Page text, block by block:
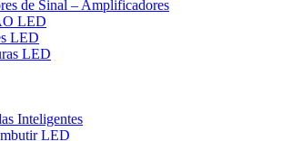
de Sinal – Amplificadores
LED
LED
LED
Inteligentes
LED